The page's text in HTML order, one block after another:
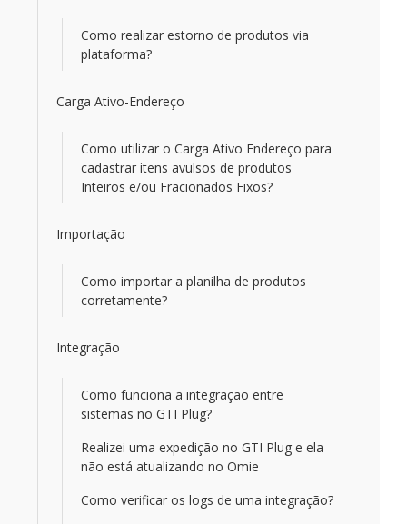
Como realizar estorno de produtos via
plataforma?
Carga Ativo-Endereço
Como utilizar o Carga Ativo Endereço para
cadastrar itens avulsos de produtos
Inteiros e/ou Fracionados Fixos?
Importação
Como importar a planilha de produtos
corretamente?
Integração
Como funciona a integração entre
sistemas no GTI Plug?
Realizei uma expedição no GTI Plug e ela
não está atualizando no Omie
Como verificar os logs de uma integração?